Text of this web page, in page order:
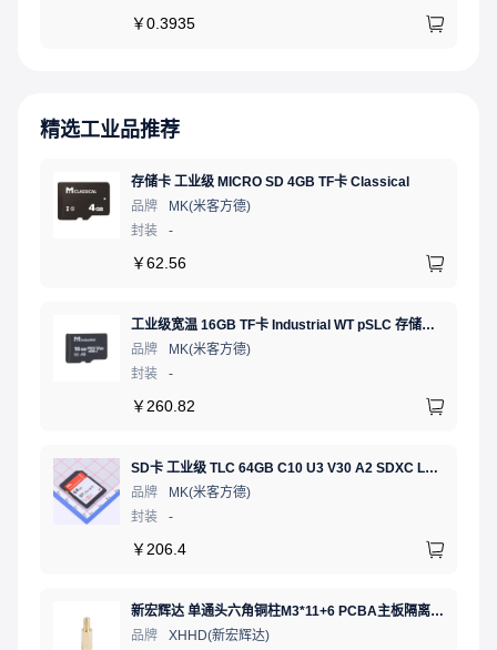
￥0.3935
精选工业品推荐
存储卡 工业级 MICRO SD 4GB TF卡 Classical
品牌
MK(米客方德)
封装
-
￥62.56
工业级宽温 16GB TF卡 Industrial WT pSLC 存储卡 MICRO SD LDPC纠错 PE 30K 无人机、行车记录仪、安防监控适配
品牌
MK(米客方德)
封装
-
￥ 260.82
SD卡 工业级 TLC 64GB C10 U3 V30 A2 SDXC LDPC纠错 PE 3K 无人机、行车记录仪、安防监控适配
品牌
MK(米客方德)
封装
-
￥ 206.4
新宏辉达 单通头六角铜柱M3*11+6 PCBA主板隔离螺柱
品牌
XHHD(新宏辉达)